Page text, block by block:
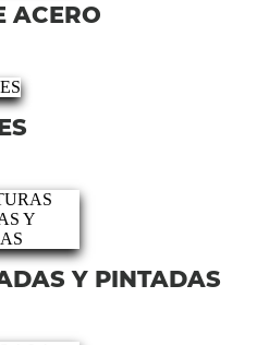
ACERO
Y PINTADAS